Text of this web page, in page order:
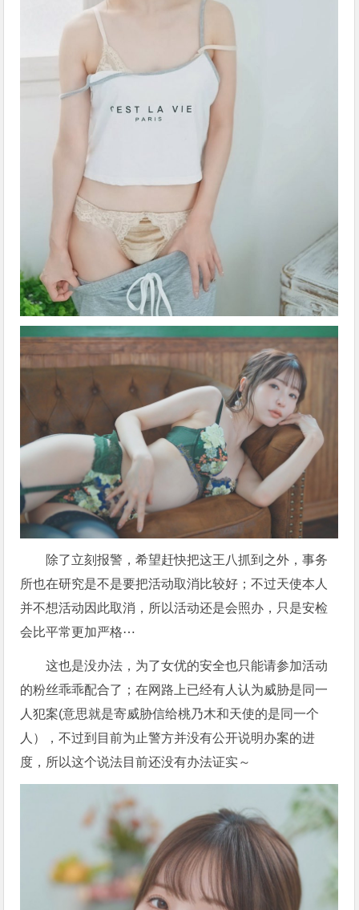
除了立刻报警，希望赶快把这王八抓到之外，事务
所也在研究是不是要把活动取消比较好；不过天使本人
并不想活动因此取消，所以活动还是会照办，只是安检
会比平常更加严格⋯
这也是没办法，为了女优的安全也只能请参加活动
的粉丝乖乖配合了；在网路上已经有人认为威胁是同一
人犯案(意思就是寄威胁信给桃乃木和天使的是同一个
人），不过到目前为止警方并没有公开说明办案的进
度，所以这个说法目前还没有办法证实～